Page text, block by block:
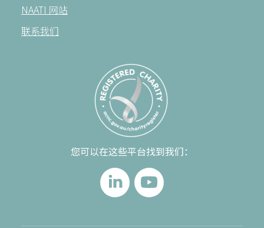
NAATI 网站
联系我们
您可以在这些平台找到我们：